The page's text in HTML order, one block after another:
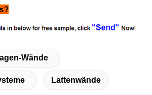
Wände
Lattenwände